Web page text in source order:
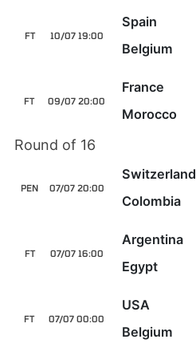
10/07 19:00
FT
Spain
Belgium
09/07 20:00
FT
France
Morocco
Round of 16
07/07 20:00
PEN
Switzerland
Colombia
07/07 16:00
FT
Argentina
Egypt
07/07 00:00
FT
USA
Belgium